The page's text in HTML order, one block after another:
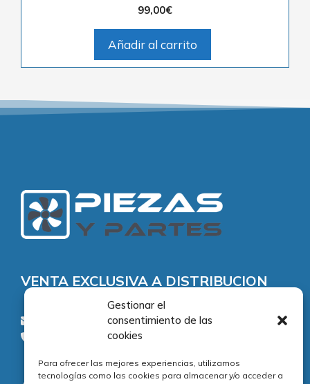
Gestionar el
consentimiento de las
cookies
Para ofrecer las mejores experiencias, utilizamos
tecnologías como las cookies para almacenar y/o acceder a
99,00€
Añadir al carrito
VENTA EXCLUSIVA A DISTRIBUCION
consultas@piezasypartes.es
Tel.: 91 811 73 02